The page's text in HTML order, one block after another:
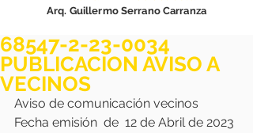
Arq. Guillermo Serrano Carranza
68547-2-23-0034
PUBLICACION AVISO A
VECINOS
Aviso de comunicación vecinos
Fecha emisión  de  12 de Abril de 2023